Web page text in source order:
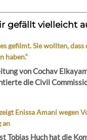
gefällt vielleicht
gefilmt. Sie wollten,
haben.“
von Cochav
die Civil
Enissa Amani wegen
an
Tobias Huch hat die